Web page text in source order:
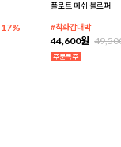
17%
플로트 메쉬 블로퍼
#착화감대박
44,600원